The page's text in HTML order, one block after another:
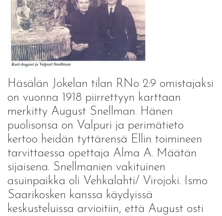
Häsälän Jokelan tilan RNo 2:9 omistajaksi
on vuonna 1918 piirrettyyn karttaan
merkitty August Snellman. Hänen
puolisonsa on Valpuri ja perimätieto
kertoo heidän tyttärensä Ellin toimineen
tarvittaessa opettaja Alma A. Määtän
sijaisena. Snellmanien vakituinen
asuinpaikka oli Vehkalahti/ Virojoki. Ismo
Saarikosken kanssa käydyissä
keskusteluissa arvioitiin, että August osti